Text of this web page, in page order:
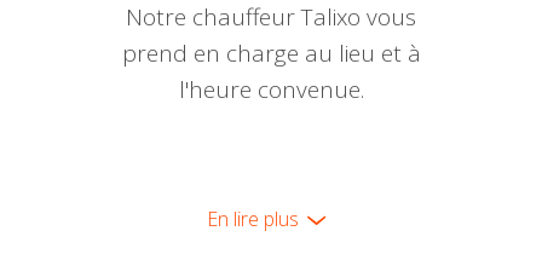
Notre chauffeur Talixo vous
prend en charge au lieu et à
l'heure convenue.
En lire plus